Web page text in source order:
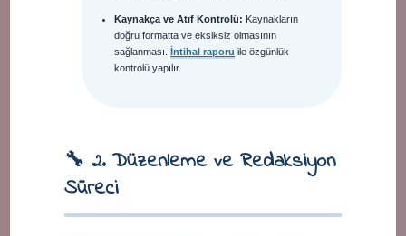
Kaynakça ve Atıf Kontrolü: Kaynakların
doğru formatta ve eksiksiz olmasının
sağlanması.İntihal raporu ile özgünlük
kontrolü yapılır.
🔧 2. Düzenleme ve Redaksiyon
Süreci